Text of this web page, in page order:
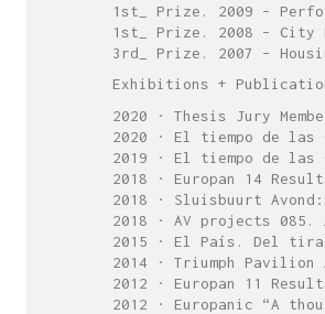
1st_ Prize. 2009 –
1st_ Prize. 2008 – City
3rd_ Prize. 2007 –
Exhibitions +
2020 · Thesis Jury
2020 · El tiempo de las
2019 · El tiempo de
2018 · Europan 14
2018 · Sluisbuurt
2018 · AV projects 085.
2015 · El País. Del
2014 · Triumph Pavilion
2012 · Europan 11
2012 · Europanic “A